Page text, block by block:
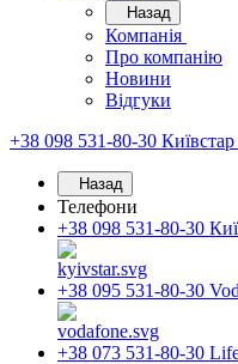
Назад
Компанія
Про компанію
Новини
Відгуки
+38 098 531-80-30
Назад
Телефони
+38 098 531-80-30
+38 095 531-80-30
+38 073 531-80-30